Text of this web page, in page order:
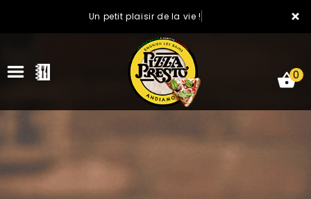
×
Un petit plaisir de la vie !
0